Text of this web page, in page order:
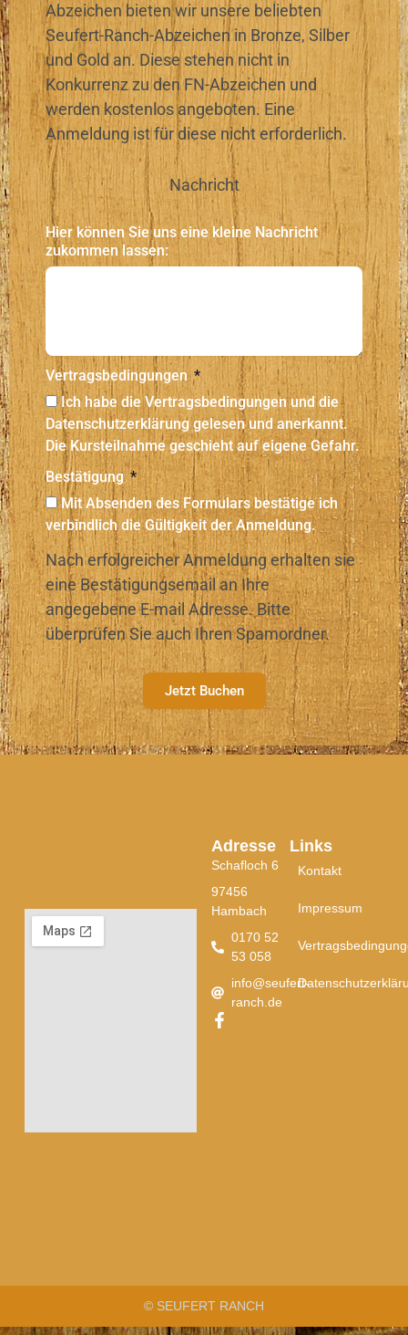
Abzeichen bieten wir unsere beliebten
Seufert-Ranch-Abzeichen in Bronze, Silber
und Gold an. Diese stehen nicht in
Konkurrenz zu den FN-Abzeichen und
werden kostenlos angeboten. Eine
Anmeldung ist für diese nicht erforderlich.
Nachricht
Hier können Sie uns eine kleine Nachricht
zukommen lassen:
Vertragsbedingungen
Ich habe die Vertragsbedingungen und die
Datenschutzerklärung gelesen und anerkannt.
Die Kursteilnahme geschieht auf eigene Gefahr.
Bestätigung
Mit Absenden des Formulars bestätige ich
verbindlich die Gültigkeit der Anmeldung.
Nach erfolgreicher Anmeldung erhalten sie
eine Bestätigungsemail an Ihre
angegebene E-mail Adresse. Bitte
überprüfen Sie auch Ihren Spamordner.
Jetzt Buchen
Links
Kontakt
Impressum
Adresse
Schafloch 6
97456
Hambach
0170 52
53 058
info@seufert-
ranch.de
F
a
© SEUFERT RANCH